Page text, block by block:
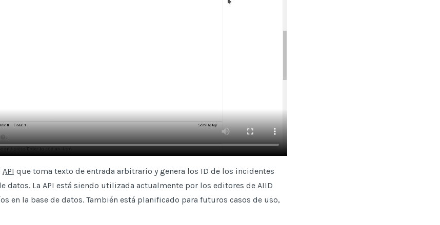
API que toma texto de entrada arbitrario y genera los ID de los incidentes
datos. La API está siendo utilizada actualmente por los editores de AIID
en la base de datos. También está planificado para futuros casos de uso,